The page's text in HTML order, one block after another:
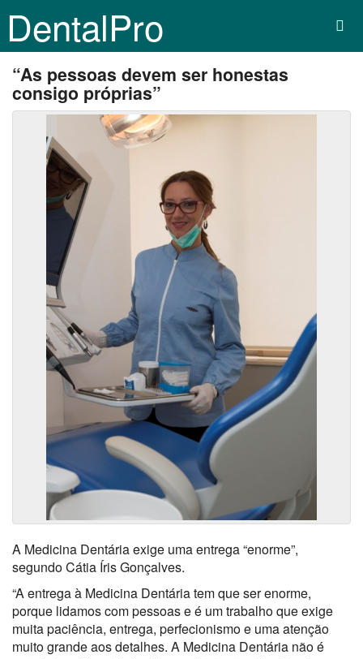
DentalPro
“As pessoas devem ser honestas
consigo próprias”
A Medicina Dentária exige uma entrega “enorme”,
segundo Cátia Íris Gonçalves.
“A entrega à Medicina Dentária tem que ser enorme,
porque lidamos com pessoas e é um trabalho que exige
muita paciência, entrega, perfecionismo e uma atenção
muito grande aos detalhes. A Medicina Dentária não é